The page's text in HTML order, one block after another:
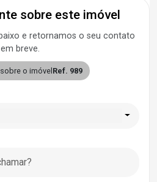
sobre este imóvel
e retornamos o seu contato
em breve.
o imóvelRef. 989